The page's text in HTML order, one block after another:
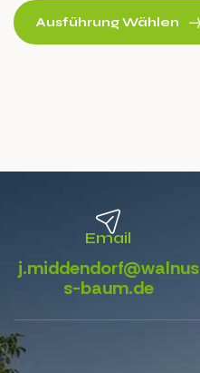
Ausführung Wählen
Email
j.middendorf@walnus
s-baum.de